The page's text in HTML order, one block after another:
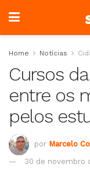
Home Notícias
Cursos
entre os
pelos
por Marcelo
30 de novembro